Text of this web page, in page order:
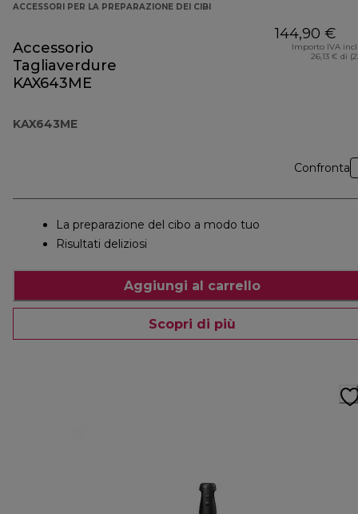
ACCESSORI PER LA PREPARAZIONE DEI CIBI
Accessorio
Tagliaverdure
KAX643ME
KAX643ME
144,90 €
Importo IVA
26,13 € di
Confronta
La preparazione del cibo a modo tuo
Risultati deliziosi
Aggiungi al carrello
Scopri di più